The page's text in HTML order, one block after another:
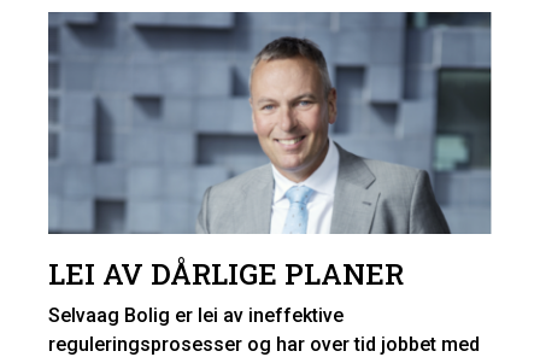
LEI AV DÅRLIGE PLANER
Selvaag Bolig er lei av ineffektive
reguleringsprosesser og har over tid jobbet med